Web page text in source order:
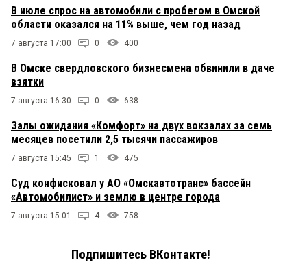
В июле спрос на автомобили с пробегом в Омской
области оказался на 11% выше, чем год назад
7 августа 17:00 0 400
В Омске свердловского бизнесмена обвинили в даче
взятки
7 августа 16:30 0 638
Залы ожидания «Комфорт» на двух вокзалах за семь
месяцев посетили 2,5 тысячи пассажиров
7 августа 15:45 1 475
Суд конфисковал у АО «Омскавтотранс» бассейн
«Автомобилист» и землю в центре города
7 августа 15:01 4 758
Подпишитесь ВКонтакте!